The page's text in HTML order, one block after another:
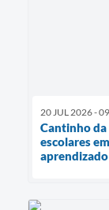
20 JUL 2026 -
Cantinho
escolares